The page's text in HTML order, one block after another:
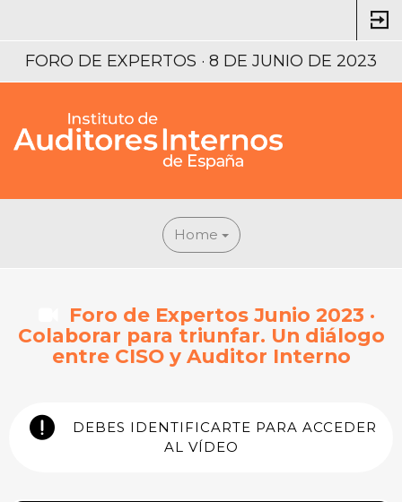
FORO DE EXPERTOS · 8 DE JUNIO DE 2023
Home
Foro de Expertos Junio 2023 ·
Colaborar para triunfar. Un diálogo
entre CISO y Auditor Interno
DEBES IDENTIFICARTE PARA ACCEDER
AL VÍDEO